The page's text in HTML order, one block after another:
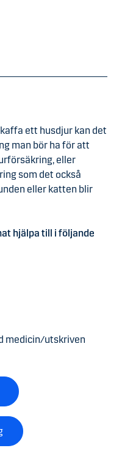
ett husdjur kan det
man bör ha för att
eller
som det också
eller katten blir
hjälpa till i följande
medicin/utskriven